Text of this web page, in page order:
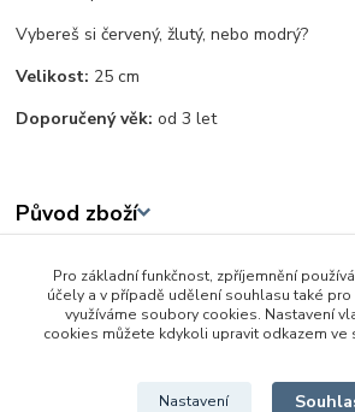
Vybereš si červený, žlutý, nebo modrý?
Velikost: 25 cm
Doporučený věk:od 3 let
Původ zboží
Zboží zařazeno v kategoriích
Auta - lodě - letadla
Pro základní funkčnost, zpříjemnění
účely a v případě udělení souhlasu také
využíváme soubory cookies. Nastavení
cookies můžete kdykoli upravit odkazem ve
Nastavení